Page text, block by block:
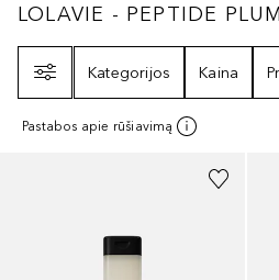
LOLAVIE - PEPTIDE
LOLAVIE - PEPTIDE
Kategorijos
Kaina
Pastabos apie rūšiavimą